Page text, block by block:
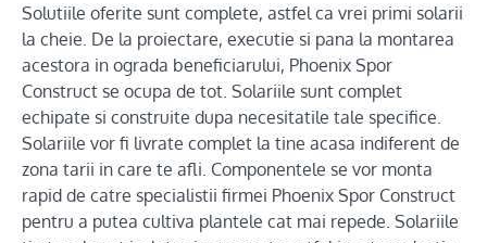
Solutiile oferite sunt complete, astfel ca vrei primi solarii
la cheie. De la proiectare, executie si pana la montarea
acestora in ograda beneficiarului, Phoenix Spor
Construct se ocupa de tot. Solariile sunt complet
echipate si construite dupa necesitatile tale specifice.
Solariile vor fi livrate complet la tine acasa indiferent de
zona tarii in care te afli. Componentele se vor monta
rapid de catre specialistii firmei Phoenix Spor Construct
pentru a putea cultiva plantele cat mai repede. Solariile